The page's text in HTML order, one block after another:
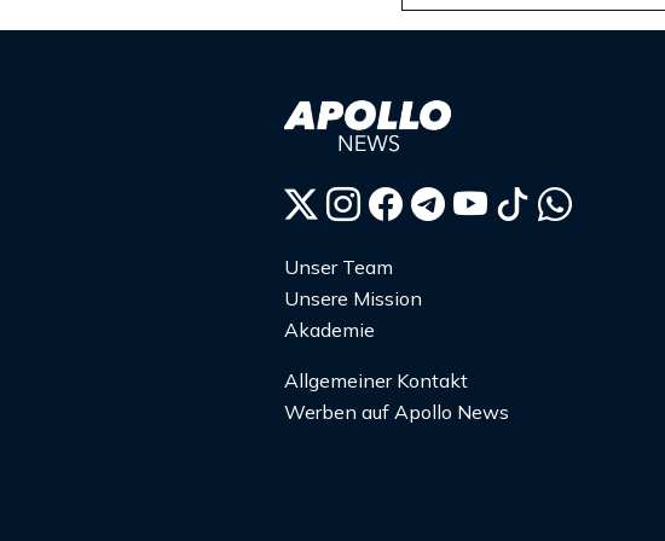
Unser Team
Unsere Mission
Akademie
Allgemeiner Kontakt
Werben auf Apollo News